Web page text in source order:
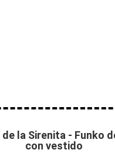
la Sirenita - Funko
con vestido